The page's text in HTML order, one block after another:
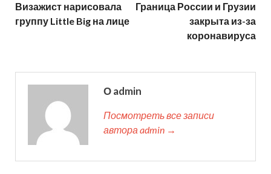
Визажист нарисовала
группу Little Big на лице
Граница России и Грузии
закрыта из-за
коронавируса
О admin
Посмотреть все записи
автора admin →